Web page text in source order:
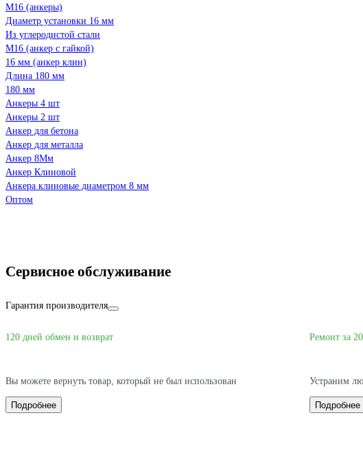
М16 (анкеры)
Диаметр установки 16 мм
Из углеродистой стали
М16 (анкер с гайкой)
16 мм (анкер клин)
Длина 180 мм
180 мм
Анкеры 4 шт
Анкеры 2 шт
Анкер для бетона
Анкер для металла
Анкер 8Мм
Анкер Клиновой
Анкера клиновые диаметром 8 мм
Оптом
Сервисное обслуживание
Гарантия производителя
120 дней обмен и возврат
Вы можете вернуть товар, который не был использован
Подробнее
Ремонт за
Устраним
Подробнее